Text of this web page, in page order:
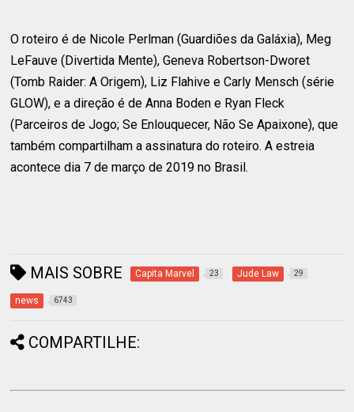
O roteiro é de Nicole Perlman (Guardiões da Galáxia), Meg
LeFauve (Divertida Mente), Geneva Robertson-Dworet
(Tomb Raider: A Origem), Liz Flahive e Carly Mensch (série
GLOW), e a direção é de Anna Boden e Ryan Fleck
(Parceiros de Jogo; Se Enlouquecer, Não Se Apaixone), que
também compartilham a assinatura do roteiro. A estreia
acontece dia 7 de março de 2019 no Brasil.
MAIS SOBRE Capita Marvel 23 Jude Law 29
news 6743
COMPARTILHE: